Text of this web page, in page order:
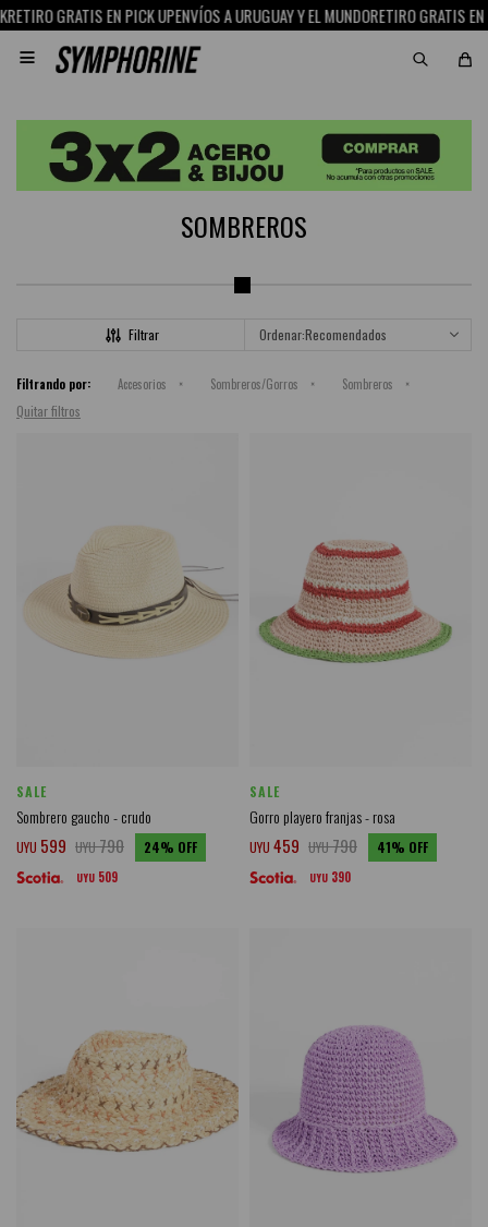
GRATIS EN PICK UPENVÍOS A URUGUAY Y EL MUNDORETIRO GRATIS EN

SOMBREROS
Recomendados
Filtrando por: Accesorios Sombreros/Gorros Sombreros
Quitar filtros
SALE
Sombrero gaucho - crudo
UYU 599 UYU790 24
UYU 509
SALE
Gorro playero franjas - rosa
UYU 459 UYU790 41
UYU 390